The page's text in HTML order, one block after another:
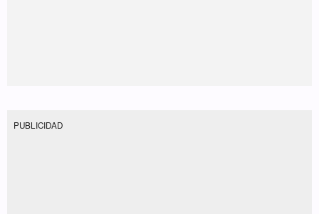
PUBLICIDAD